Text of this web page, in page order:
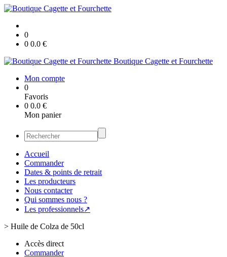
0
0 0.0 €
Boutique Cagette et Fourchette
Mon compte
0
Favoris
0 0.0 €
Mon panier
Accueil
Commander
Dates & points de retrait
Les producteurs
Nous contacter
Qui sommes nous ?
Les professionnels↗
> Huile de Colza de 50cl
Accès direct
Commander